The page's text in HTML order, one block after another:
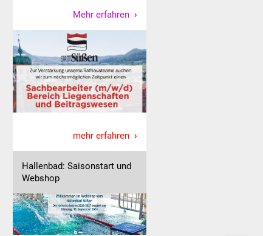
Mehr erfahren
mehr erfahren
Hallenbad: Saisonstart und
Webshop